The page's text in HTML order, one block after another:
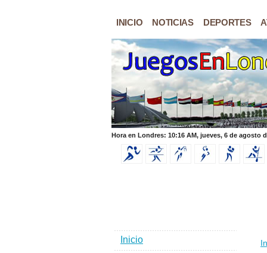
INICIO NOTICIAS DEPORTES
Hora en Londres: 10:16 AM, jueves, 6 de agosto
Inicio